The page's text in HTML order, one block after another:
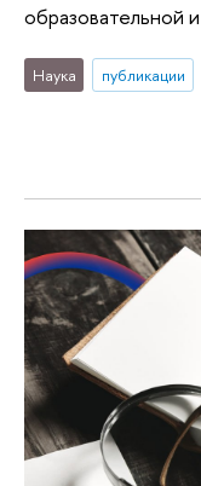
образовательной
Наука публикации